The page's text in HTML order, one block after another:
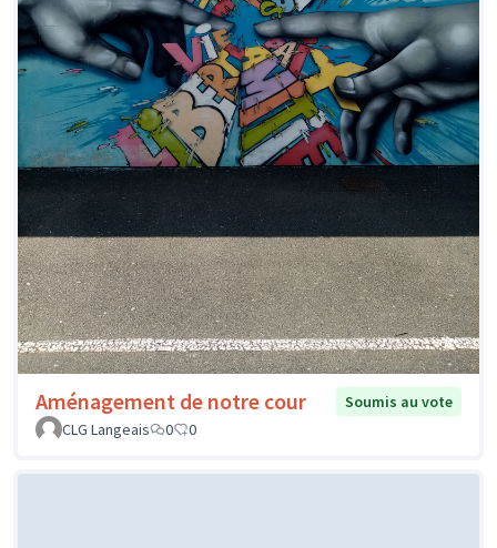
Aménagement de notre cour
Soumis au vote
CLG Langeais
0 0